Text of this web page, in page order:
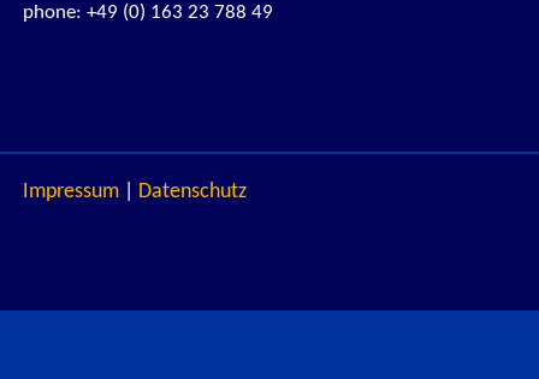
phone: +49 (0) 163 23 788 49
Impressum Datenschutz